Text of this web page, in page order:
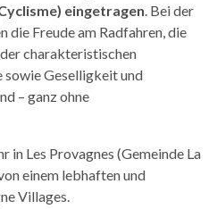
eingetragen. Bei der
die Freude am Radfahren, die
charakteristischen
sowie Geselligkeit und
– ganz ohne
in Les Provagnes (Gemeinde La
einem lebhaften und
Villages.